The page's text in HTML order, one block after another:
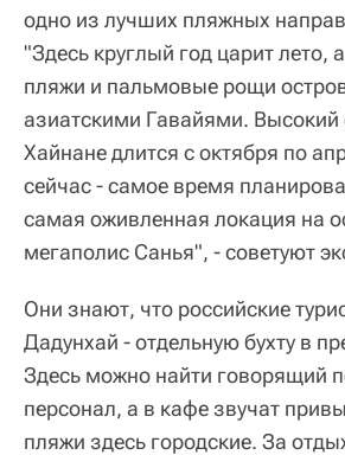
одно из лучших пляжных
"Здесь круглый год царит лето,
пляжи и пальмовые рощи
азиатскими Гавайями. Высокий
Хайнане длится с октября по
сейчас - самое время
самая оживленная локация на
мегаполис Санья", - советуют
Они знают, что российские
Дадунхай - отдельную бухту в
Здесь можно найти говорящий
персонал, а в кафе звучат
пляжи здесь городские. За